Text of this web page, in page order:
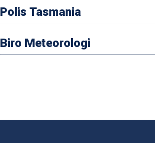
Polis Tasmania
Biro Meteorologi